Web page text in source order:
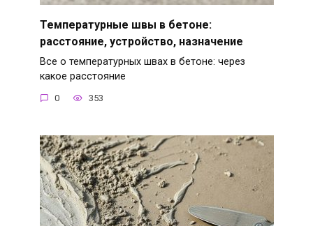
Температурные швы в бетоне:
расстояние, устройство, назначение
Все о температурных швах в бетоне: через
какое расстояние
0 353